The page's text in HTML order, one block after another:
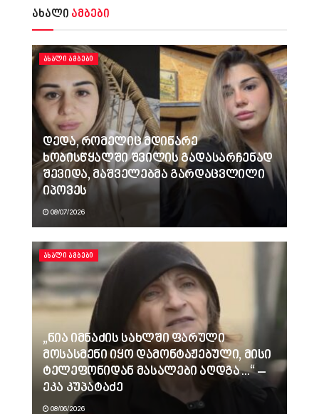
ახალი ამბები
ᲐᲮᲐᲚᲘ ᲐᲛᲑᲔᲑᲘ
დედა, რომელიც მდინარე
ხობისწყალში შვილის გადასარჩენად
შევიდა, მაშველებმა გარდაცვლილი
იპოვეს
08/07/2026
ᲐᲮᲐᲚᲘ ᲐᲛᲑᲔᲑᲘ
„ნია იმნაძის სახლში ფარული
მოსასმენი იყო დამონტაჟებული, მისი
ტელეფონიდან მასალები აღდგა…“ –
ეკა კუპატაძე
08/06/2026